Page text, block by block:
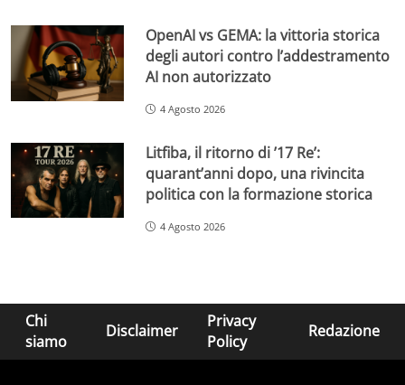
OpenAI vs GEMA: la vittoria storica
degli autori contro l’addestramento
AI non autorizzato
4 Agosto 2026
Litfiba, il ritorno di ’17 Re’:
quarant’anni dopo, una rivincita
politica con la formazione storica
4 Agosto 2026
Chi
siamo
Disclaimer
Privacy
Policy
Redazione